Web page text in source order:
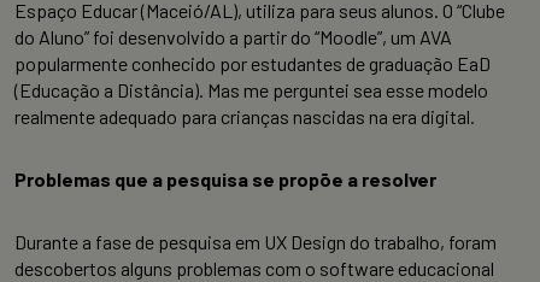
Espaço Educar (Maceió/AL), utiliza para seus alunos. O “Clube
do Aluno” foi desenvolvido a partir do “Moodle”, um AVA
popularmente conhecido por estudantes de graduação EaD
(Educação a Distância). Mas me perguntei sea esse modelo
realmente adequado para crianças nascidas na era digital.
Problemas que a pesquisa se propõe a resolver
Durante a fase de pesquisa em UX Design do trabalho, foram
descobertos alguns problemas com o software educacional